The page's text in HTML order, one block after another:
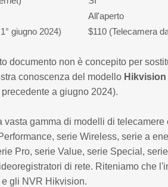
All'aperto
giugno 2024)
$110 (Telecamera
documento non è concepito per
conoscenza del modello Hikvision
a giugno 2024).
vasta gamma di modelli di
serie Wireless, serie a
Pro, serie Value, serie Special,
di rete. Riteniamo che
gli NVR Hikvision.